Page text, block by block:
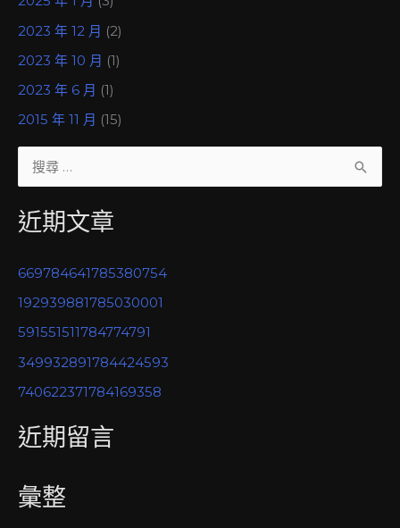
2023 年 12 月 (2)
2023 年 10 月 (1)
2023 年 6 月 (1)
2015 年 11 月 (15)
關
字
:
近期文章
669784641785380754
192939881785030001
591551511784774791
349932891784424593
740622371784169358
近期留言
彙整